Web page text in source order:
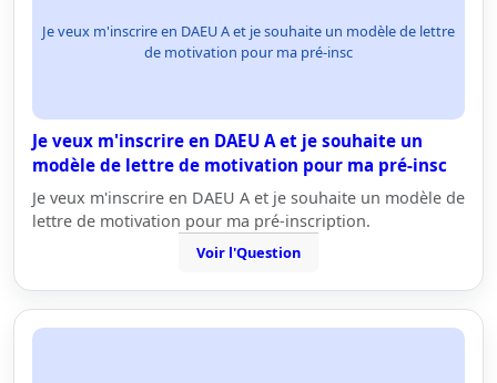
Je veux m'inscrire en DAEU A et je souhaite un modèle de lettre
de motivation pour ma pré-insc
Je veux m'inscrire en DAEU A et je souhaite un
modèle de lettre de motivation pour ma pré-insc
Je veux m'inscrire en DAEU A et je souhaite un modèle de
lettre de motivation pour ma pré-inscription.
Voir l'Question